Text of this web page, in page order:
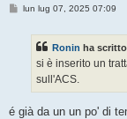
Mlun lug 07, 2025 07:09
Ronin ha
si è inserito un
sull'ACS.
é già da un un po' di